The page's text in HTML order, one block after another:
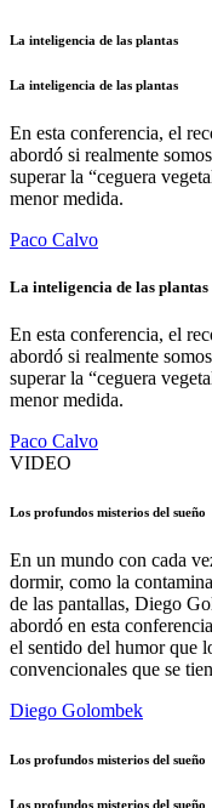
La inteligencia de las plantas
La inteligencia de las plantas
En esta conferencia, el
abordó si realmente
superar la “ceguera
menor medida.
Paco Calvo
La inteligencia de las plantas
En esta conferencia, el
abordó si realmente
superar la “ceguera
menor medida.
Paco Calvo
VIDEO
Los profundos misterios del sueño
En un mundo con cada
dormir, como la
de las pantallas, Diego
abordó en esta
el sentido del humor que
convencionales que se
Diego Golombek
Los profundos misterios del sueño
Los profundos misterios del sueño